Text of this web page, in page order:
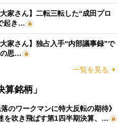
家さん】二転三転した“成田プロ
起き…
家さん】独占入手“内部議事録”で
の思…
一覧を見る
銘柄」
落のワークマンに特大反転の期待》
を吹き飛ばす第1四半期決算、…